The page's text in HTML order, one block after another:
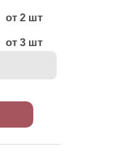
от 2 шт
от 3 шт